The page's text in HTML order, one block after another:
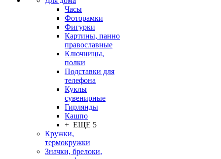
Часы
Фоторамки
Фигурки
Картины, панно
православные
Ключницы,
полки
Подставки для
телефона
Куклы
сувенирные
Гирлянды
Кашпо
+ ЕЩЕ 5
Кружки,
термокружки
Значки, брелоки,